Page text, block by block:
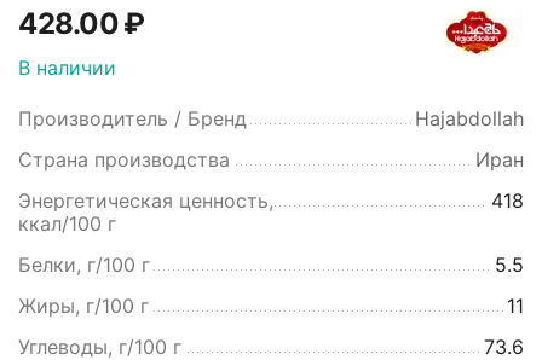
428.00₽
В наличии
Производитель / Бренд
Hajabdollah
Страна производства
Иран
Энергетическая ценность,
ккал/100 г
418
Белки, г/100 г
5.5
Жиры, г/100 г
11
Углеводы, г/100 г
73.6